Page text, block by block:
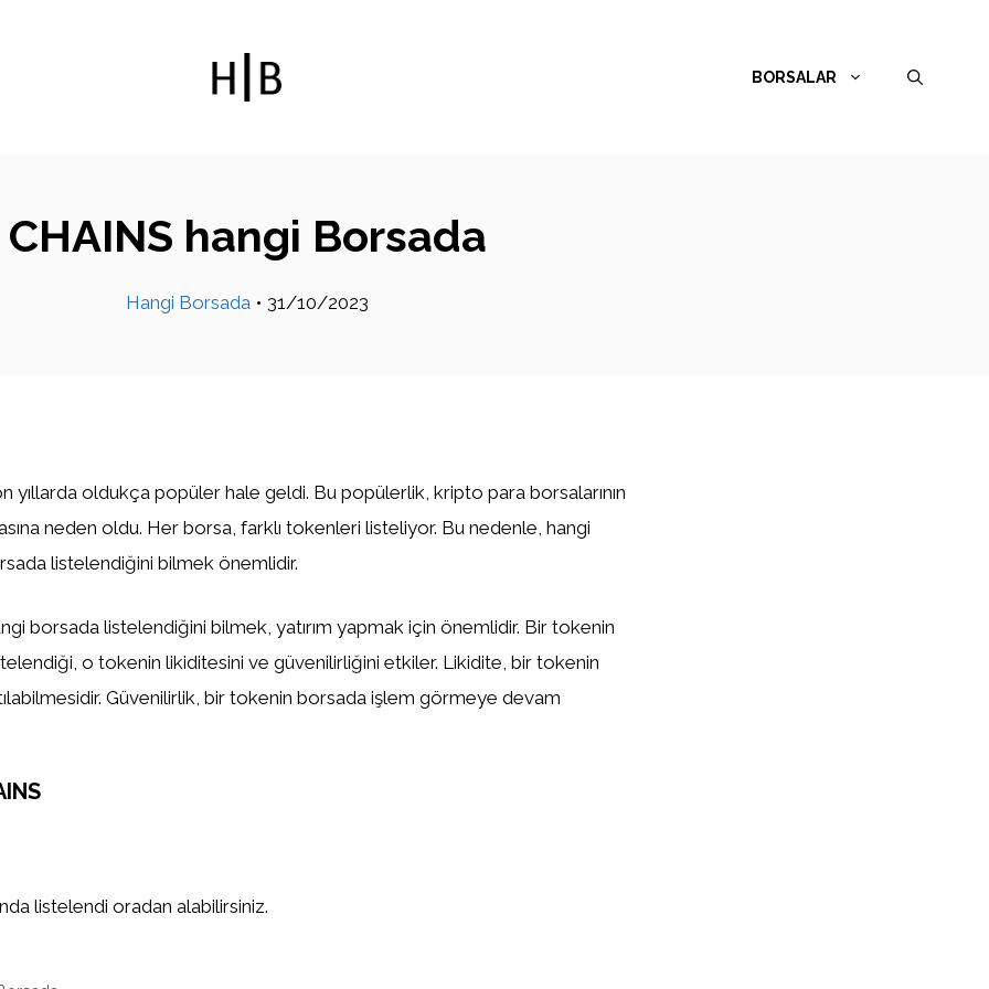
BORSALAR
CHAINS hangi Borsada
Hangi Borsada • 31/10/2023
yıllarda oldukça popüler hale geldi. Bu popülerlik, kripto para borsalarının
neden oldu. Her borsa, farklı tokenleri listeliyor. Bu nedenle, hangi
listelendiğini bilmek önemlidir.
borsada listelendiğini bilmek, yatırım yapmak için önemlidir. Bir tokenin
o tokenin likiditesini ve güvenilirliğini etkiler. Likidite, bir tokenin
Güvenilirlik, bir tokenin borsada işlem görmeye devam
listelendi oradan alabilirsiniz.